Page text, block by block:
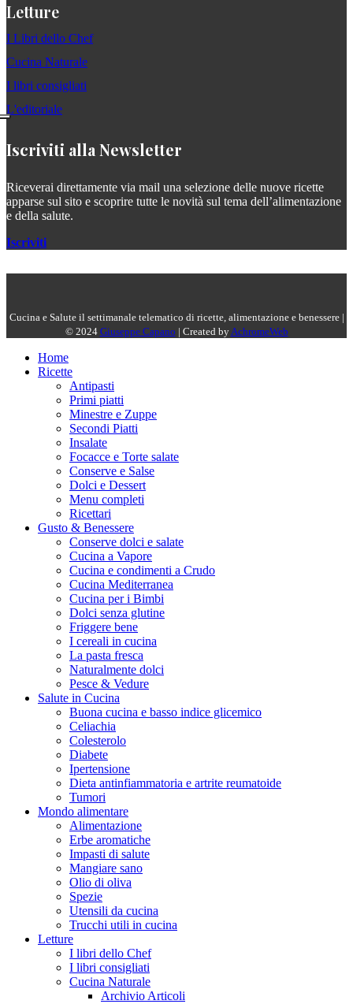
Letture
I Libri dello Chef
Cucina Naturale
I libri consigliati
L'editoriale
Iscriviti alla Newsletter
Riceverai direttamente via mail una selezione delle nuove ricette
apparse sul sito e scoprire tutte le novità sul tema dell’alimentazione
e della salute.
Iscriviti
Cucina e Salute il settimanale telematico di ricette, alimentazione e benessere |
© 2024 Giuseppe Capano | Created byAchromeWeb
Home
Ricette
Antipasti
Primi piatti
Minestre e Zuppe
Secondi Piatti
Insalate
Focacce e Torte salate
Conserve e Salse
Dolci e Dessert
Menu completi
Ricettari
Gusto & Benessere
Conserve dolci e salate
Cucina a Vapore
Cucina e condimenti a Crudo
Cucina Mediterranea
Cucina per i Bimbi
Dolci senza glutine
Friggere bene
I cereali in cucina
La pasta fresca
Naturalmente dolci
Pesce & Vedure
Salute in Cucina
Buona cucina e basso indice glicemico
Celiachia
Colesterolo
Diabete
Ipertensione
Dieta antinfiammatoria e artrite reumatoide
Tumori
Mondo alimentare
Alimentazione
Erbe aromatiche
Impasti di salute
Mangiare sano
Olio di oliva
Spezie
Utensili da cucina
Trucchi utili in cucina
Letture
I libri dello Chef
I libri consigliati
Cucina Naturale
Archivio Articoli